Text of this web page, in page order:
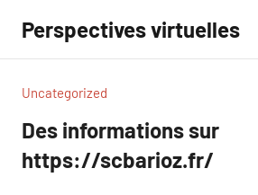
contenu
Perspectives virtuelles
Uncategorized
Des informations sur
https://scbarioz.fr/